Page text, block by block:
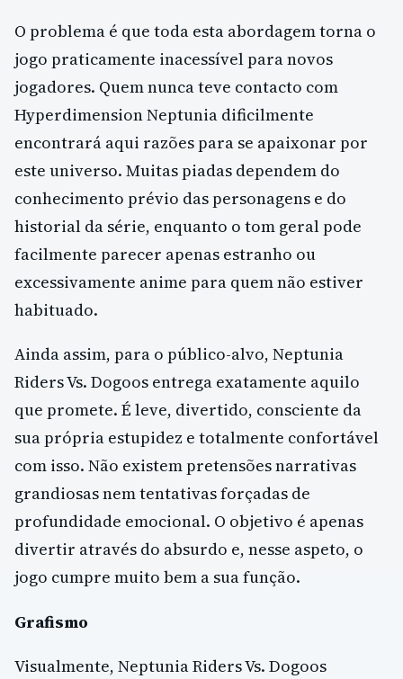
O problema é que toda esta abordagem torna o
jogo praticamente inacessível para novos
jogadores. Quem nunca teve contacto com
Hyperdimension Neptunia dificilmente
encontrará aqui razões para se apaixonar por
este universo. Muitas piadas dependem do
conhecimento prévio das personagens e do
historial da série, enquanto o tom geral pode
facilmente parecer apenas estranho ou
excessivamente anime para quem não estiver
habituado.
Ainda assim, para o público-alvo, Neptunia
Riders Vs. Dogoos entrega exatamente aquilo
que promete. É leve, divertido, consciente da
sua própria estupidez e totalmente confortável
com isso. Não existem pretensões narrativas
grandiosas nem tentativas forçadas de
profundidade emocional. O objetivo é apenas
divertir através do absurdo e, nesse aspeto, o
jogo cumpre muito bem a sua função.
Grafismo
Visualmente, Neptunia Riders Vs. Dogoos